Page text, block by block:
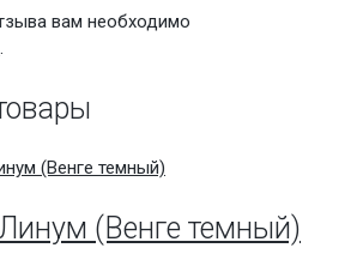
вам необходимо
.
(Венге темный)